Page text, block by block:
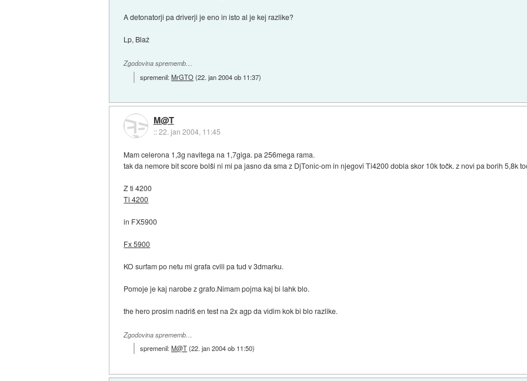
A detonatorji pa driverji je eno in isto al je kej razlike?
Lp, Blaž
Zgodovina sprememb…
spremenil:MrGTO(22. jan 2004 ob 11:37)
M@T
::22. jan 2004, 11:45
Mam celerona 1,3g navitega na 1,7giga. pa 256mega rama.
tak da nemore bit score bolši ni mi pa jasno da sma z DjTonic-om in njegovi Ti4200 dobla skor 10k točk. z novi pa borih 5,8k
Z ti 4200
Ti 4200
in FX5900
Fx 5900
KO surfam po netu mi grafa cvili pa tud v 3dmarku.
Pomoje je kaj narobe z grafo.Nimam pojma kaj bi lahk blo.
the hero prosim nadriš en test na 2x agp da vidim kok bi blo razlike.
Zgodovina sprememb…
spremenil:M@T(22. jan 2004 ob 11:50)